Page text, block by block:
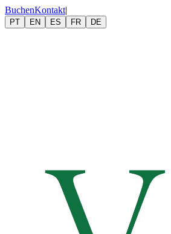
BuchenKontakt|
PT EN ES FR DE